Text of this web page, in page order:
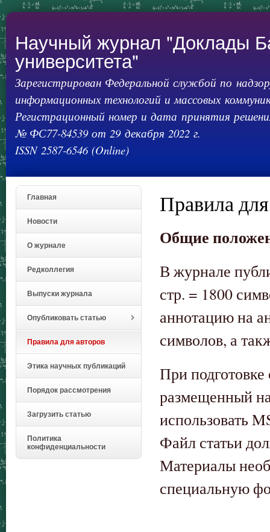
Научный журнал "Доклады
университета"
Зарегистрирован Федеральной службой по
информационных технологий и массовых
Регистрационный номер и дата принятия
№ ФС77-84539 от 29 декабря 2022 г.
ISSN 2587-6546 (Online)
Главная
Новости
О журнале
Редколлегия
Выпуски журнала
Опубликовать статью
Правила для авторов
Этика научных публикаций
Порядок рассмотрения
Загрузить статью
Политика
конфиденциальности
Правила
Общие
В журнале
стр. = 1800
аннотацию на
символов, а
При подготовке
размещенный
использовать
Файл статьи
Материалы
специальную